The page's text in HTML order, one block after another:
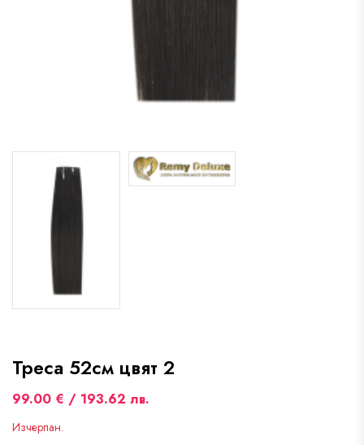
Треса 52см цвят 2
99.00 € / 193.62 лв.
Изчерпан.